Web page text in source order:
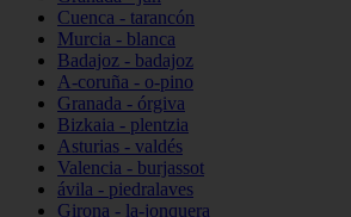
Cuenca - tarancón
Murcia - blanca
Badajoz - badajoz
A-coruña - o-pino
Granada - órgiva
Bizkaia - plentzia
Asturias - valdés
Valencia - burjassot
ávila - piedralaves
Girona - la-jonquera